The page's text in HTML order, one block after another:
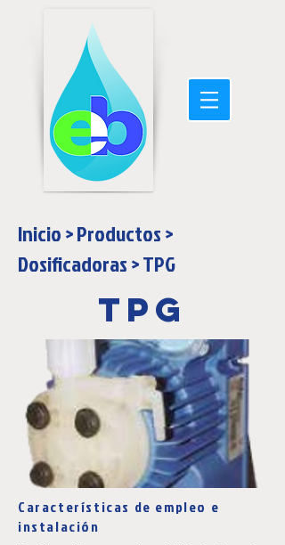
Inicio>Productos>
Dosificadoras> TPG
TPG
Características de empleo e
instalación